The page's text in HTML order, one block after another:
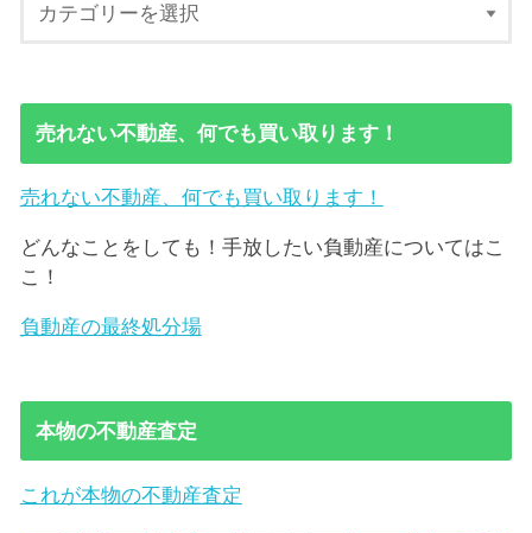
売れない不動産、何でも買い取ります！
売れない不動産、何でも買い取ります！
どんなことをしても！手放したい負動産についてはこ
こ！
負動産の最終処分場
本物の不動産査定
これが本物の不動産査定